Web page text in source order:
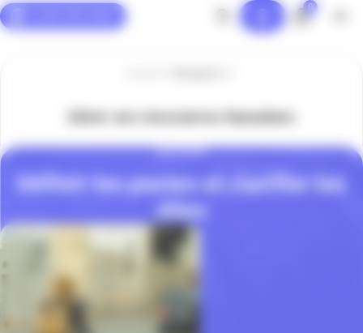
0
Gérer ses ressources humaines
SOLUTIONS
Définir les postes et clarifier les
rôles
Panneau de gestion des cookies